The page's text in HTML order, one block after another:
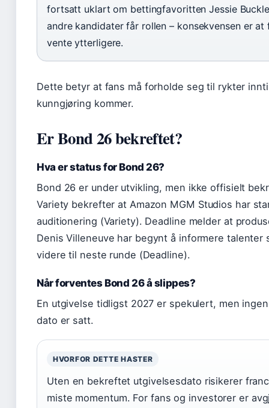
fortsatt uklart om bettingfavoritten Jessie
andre kandidater får rollen – konsekvensen er at
vente ytterligere.
Dette betyr at fans må forholde seg til rykter
kunngjøring kommer.
Er Bond 26 bekreftet?
Hva er status for Bond 26?
Bond 26 er under utvikling, men ikke offisielt
Variety bekrefter at Amazon MGM Studios har
auditionering (Variety). Deadline melder at
Denis Villeneuve har begynt å informere talenter
videre til neste runde (Deadline).
Når forventes Bond 26 å slippes?
En utgivelse tidligst 2027 er spekulert, men
dato er satt.
HVORFOR DETTE HASTER
Uten en bekreftet utgivelsesdato risikerer
miste momentum. For fans og investorer er